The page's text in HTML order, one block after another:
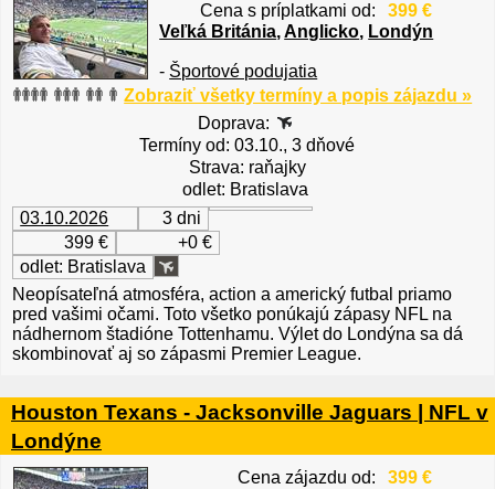
Cena s príplatkami od:
399 €
Veľká Británia,Anglicko, Londýn
- Športové podujatia
Zobraziť všetky termíny a popis zájazdu »
Doprava:
Termíny od: 03.10., 3 dňové
Strava: raňajky
odlet: Bratislava
03.10.2026
3 dni
399 €
+0 €
odlet: Bratislava
Neopísateľná atmosféra, action a americký futbal priamo
pred vašimi očami. Toto všetko ponúkajú zápasy NFL na
nádhernom štadióne Tottenhamu. Výlet do Londýna sa dá
skombinovať aj so zápasmi Premier League.
Houston Texans - Jacksonville Jaguars | NFL v
Londýne
Cena zájazdu od:
399 €